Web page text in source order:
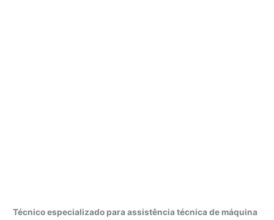
Técnico especializado para assistência técnica de máquina